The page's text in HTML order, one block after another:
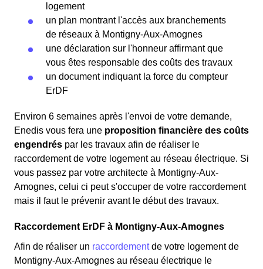
logement
un plan montrant l'accès aux branchements
de réseaux à Montigny-Aux-Amognes
une déclaration sur l'honneur affirmant que
vous êtes responsable des coûts des travaux
un document indiquant la force du compteur
ErDF
Environ 6 semaines après l'envoi de votre demande,
Enedis vous fera une proposition financière des coûts
engendrés par les travaux afin de réaliser le
raccordement de votre logement au réseau électrique. Si
vous passez par votre architecte à Montigny-Aux-
Amognes, celui ci peut s'occuper de votre raccordement
mais il faut le prévenir avant le début des travaux.
Raccordement ErDF à Montigny-Aux-Amognes
Afin de réaliser un raccordementde votre logement de
Montigny-Aux-Amognes au réseau électrique le